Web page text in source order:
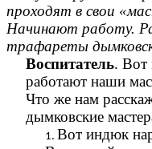
проходят в свои
Начинают работу.
трафареты
Воспитатель. Вот
работают наши
Что же нам
дымковские
Вот индюк